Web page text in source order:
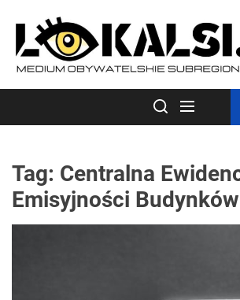
content
Tag: Centralna
Emisyjności Budynków